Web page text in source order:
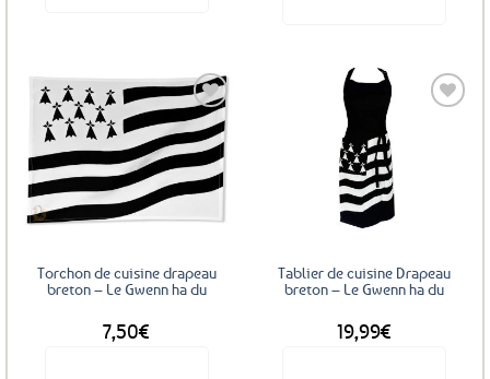
Ajouter
aux
favoris
Torchon de cuisine drapeau
breton – Le Gwenn ha du
7,50€
Tablier de cuisine Drapeau
breton – Le Gwenn ha du
19,99€